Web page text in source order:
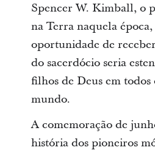
Spencer W. Kimball, o
na Terra naquela
oportunidade de
do sacerdócio seria
filhos de Deus em todos
mundo.
A comemoração de
história dos pioneiros